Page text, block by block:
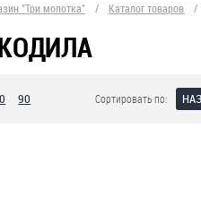
"Три молотка" / Каталог товаров /
90 Сортировать по: